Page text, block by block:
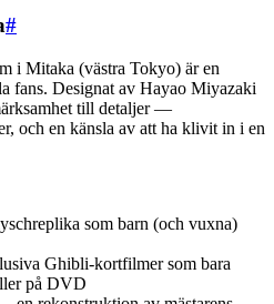
#
i Mitaka (västra Tokyo) är en
fans. Designat av Hayao Miyazaki
till detaljer —
och en känsla av att ha klivit in i en
som barn (och vuxna)
Ghibli-kortfilmer som bara
på DVD